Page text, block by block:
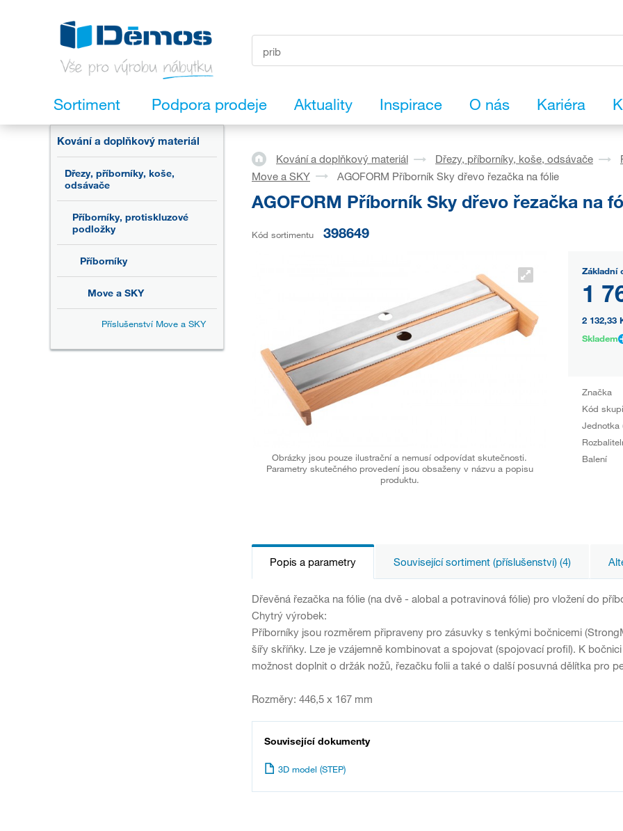
Sortiment Podpora prodeje Aktuality Inspirace O nás Kariéra
Kování a doplňkový materiál
Dřezy, příborníky, koše,
odsávače
Příborníky, protiskluzové
podložky
Příborníky
Move a SKY
Příslušenství Move a SKY
Kování a doplňkový materiál Dřezy, příborníky, koše, odsávače
Move a SKY
AGOFORM Příborník Sky dřevo řezačka na fólie
AGOFORM Příborník Sky dřevo řezačka na
Kód sortimentu 398649
Obrázky jsou pouze ilustrační a nemusí odpovídat skutečnosti.
Parametry skutečného provedení jsou obsaženy v názvu a popisu
produktu.
Základní
1
2 132,33
Skladem
Značka
Kód
Jednotka
Balení
Popis a parametry Související sortiment (příslušenství) (4)
Dřevěná řezačka na fólie (na dvě - alobal a potravinová fólie) pro vložení do
Chytrý výrobek:
Příborníky jsou rozměrem připraveny pro zásuvky s tenkými bočnicemi
šířy skříňky. Lze je vzájemně kombinovat a spojovat (spojovací profil). K
možnost doplnit o držák nožů, řezačku folii a také o další posuvná dělítka pro
Rozměry: 446,5 x 167 mm
Související dokumenty
3D model (STEP)